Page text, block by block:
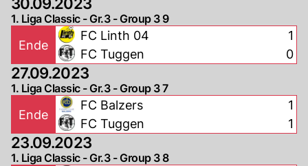
1. Liga Classic - Gr.3 - Group 3 9
Ende
FC Linth 04
FC Tuggen
1
0
27.09.2023
1. Liga Classic - Gr.3 - Group 3 7
Ende
FC Balzers
FC Tuggen
1
1
23.09.2023
1. Liga Classic - Gr.3 - Group 3 8